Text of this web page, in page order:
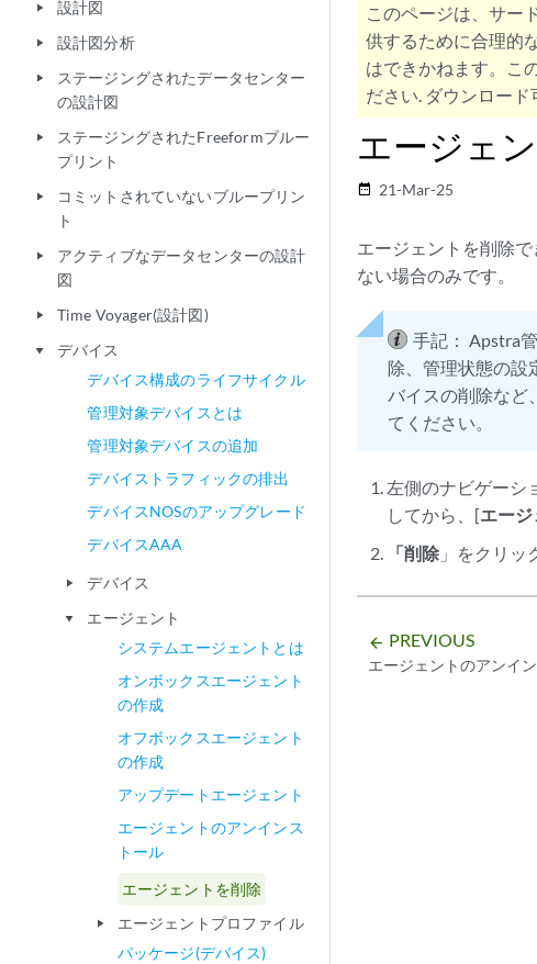
play_arrow 設計図
play_arrow 設計図分析
play_arrow
ステージングされたデータセンター
の設計図
play_arrow
ステージングされたFreeformブルー
プリント
play_arrow
コミットされていないブループリン
ト
play_arrow
アクティブなデータセンターの設計
図
play_arrow Time Voyager(設計図)
play_arrow
デバイス
デバイス構成のライフサイクル
管理対象デバイスとは
管理対象デバイスの追加
デバイストラフィックの排出
デバイスNOSのアップグレード
デバイスAAA
play_arrow デバイス
play_arrow
エージェント
システムエージェントとは
オンボックスエージェント
の作成
オフボックスエージェント
の作成
アップデートエージェント
エージェントのアンインス
トール
エージェントを削除
play_arrow
エージェントプロファイル
パッケージ(デバイス)
このページは、サー
供するために合理的
はできかねます。こ
ださい. ダウンロー
エージェ
date_range 21-Mar-25
エージェントを削除
ない場合のみです。
手記： Apstra
除、管理状態の設
バイスの削除など
てください。
左側のナビゲーシ
してから、[エー
「削除 」をクリッ
arrow_backward PREVIOUS
エージェントのアンイ